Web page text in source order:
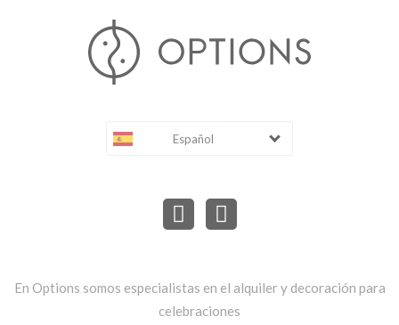
Español
En Options somos especialistas en el alquiler y decoración para
celebraciones